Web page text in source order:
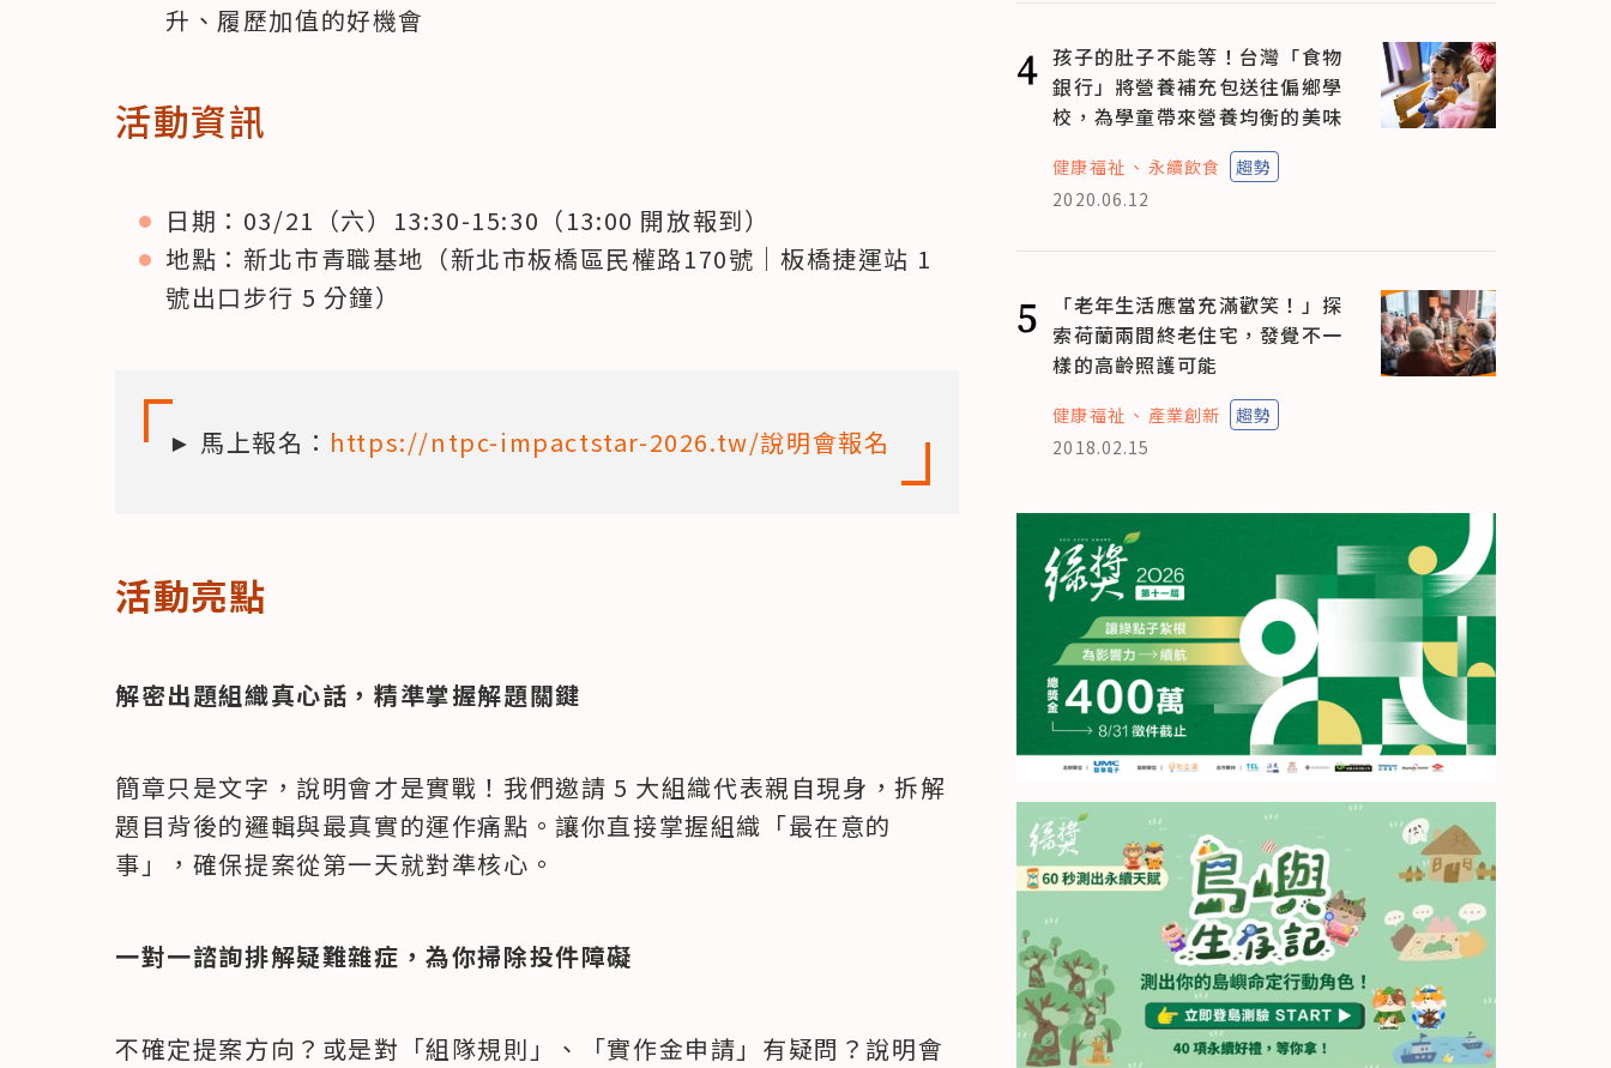
升、履歷加值的好機會
活動資訊
日期：03/21（六）13:30-15:30（13:00 開放報到）
地點：新北市青職基地（新北市板橋區民權路170號｜板橋捷運站 1
號出口步行 5 分鐘）
► 馬上報名： https://ntpc-impactstar-2026.tw/說明會報名
活動亮點
解密出題組織真心話，精準掌握解題關鍵
簡章只是文字，說明會才是實戰！我們邀請 5 大組織代表親自現身，拆解
題目背後的邏輯與最真實的運作痛點。讓你直接掌握組織「最在意的
事」，確保提案從第一天就對準核心。
一對一諮詢排解疑難雜症，為你掃除投件障礙
不確定提案方向？或是對「組隊規則」、「實作金申請」有疑問？說明會
4 孩子的肚子不能等！台灣「食物
銀行」將營養補充包送往偏鄉學
校，為學童帶來營養均衡的美味
健康福祉 永續飲食
趨勢
2020.06.12
5
「老年生活應當充滿歡笑！」探
索荷蘭兩間終老住宅，發覺不一
樣的高齡照護可能
健康福祉 產業創新
趨勢
2018.02.15